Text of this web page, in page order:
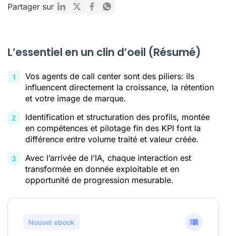
Qu’est-ce qu’un agent de call center ?
call center ?
Comment former ses agents en call center ?
quotidien ?
L’ère de l’agent de call center augmenté
FAQ sur les agents de call center
Mentions
Partager sur
L’essentiel en un clin d’oeil (Résumé)
Vos agents de call center sont des piliers: ils
influencent directement la croissance, la rétention
et votre image de marque.
Identification et structuration des profils, montée
en compétences et pilotage fin des KPI font la
différence entre volume traité et valeur créée.
Avec l’arrivée de l’IA, chaque interaction est
transformée en donnée exploitable et en
opportunité de progression mesurable.
Nouvel ebook